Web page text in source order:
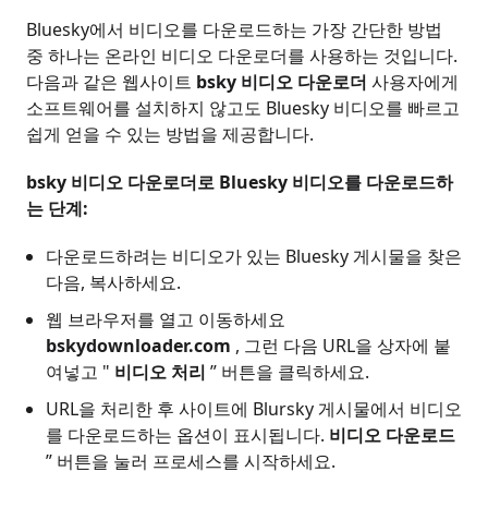
Bluesky에서 비디오를 다운로드하는 가장 간단한 방법
중 하나는 온라인 비디오 다운로더를 사용하는 것입니다.
다음과 같은 웹사이트 bsky 비디오 다운로더 사용자에게
소프트웨어를 설치하지 않고도 Bluesky 비디오를 빠르고
쉽게 얻을 수 있는 방법을 제공합니다.
bsky 비디오 다운로더로 Bluesky 비디오를 다운로드하
는 단계:
다운로드하려는 비디오가 있는 Bluesky 게시물을 찾은
다음, 복사하세요.
웹 브라우저를 열고 이동하세요
bskydownloader.com , 그런 다음 URL을 상자에 붙
여넣고 " 비디오 처리 ” 버튼을 클릭하세요.
URL을 처리한 후 사이트에 Blursky 게시물에서 비디오
를 다운로드하는 옵션이 표시됩니다. 비디오 다운로드
” 버튼을 눌러 프로세스를 시작하세요.